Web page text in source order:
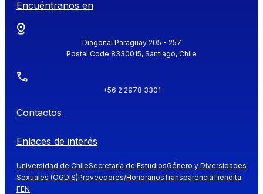
Encuéntranos en
Diagonal Paraguay 205 - 257
Postal Code 8330015, Santiago, Chile
+56 2 2978 3301
Contactos
Enlaces de interés
Universidad de ChileSecretaría de EstudiosGénero y Diversidades
Sexuales (OGDIS)Proveedores/HonorariosTransparenciaTiendita
FEN